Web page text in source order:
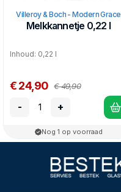
Villeroy & Boch - Modern Grace
Melkkannetje 0,22 l
Inhoud: 0,22 l
€ 24,90 € 49,90
- +
Nog 1 op voorraad